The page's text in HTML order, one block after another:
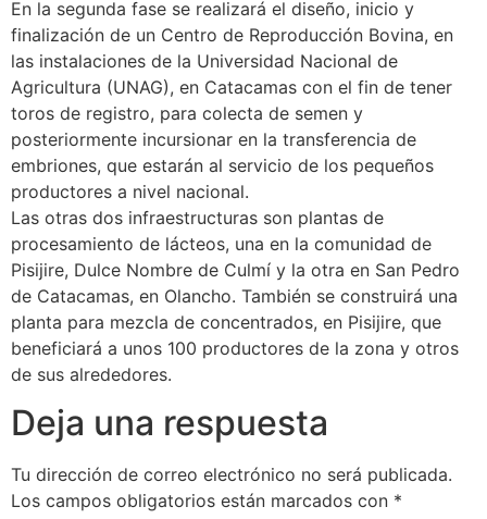
En la segunda fase se realizará el diseño, inicio y
finalización de un Centro de Reproducción Bovina, en
las instalaciones de la Universidad Nacional de
Agricultura (UNAG), en Catacamas con el fin de tener
toros de registro, para colecta de semen y
posteriormente incursionar en la transferencia de
embriones, que estarán al servicio de los pequeños
productores a nivel nacional.
Las otras dos infraestructuras son plantas de
procesamiento de lácteos, una en la comunidad de
Pisijire, Dulce Nombre de Culmí y la otra en San Pedro
de Catacamas, en Olancho. También se construirá una
planta para mezcla de concentrados, en Pisijire, que
beneficiará a unos 100 productores de la zona y otros
de sus alrededores.
Deja una respuesta
Tu dirección de correo electrónico no será publicada.
Los campos obligatorios están marcados con *